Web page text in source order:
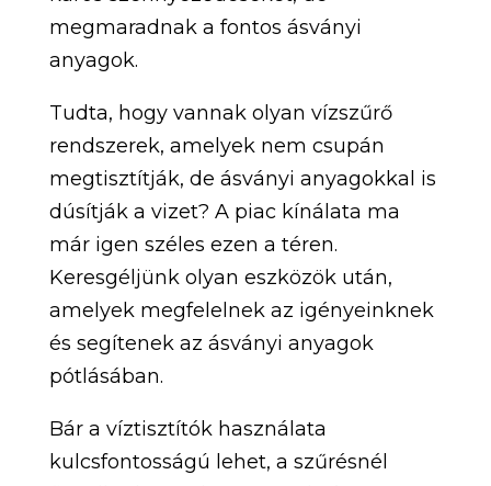
megmaradnak a fontos ásványi
anyagok.
Tudta, hogy vannak olyan vízszűrő
rendszerek, amelyek nem csupán
megtisztítják, de ásványi anyagokkal is
dúsítják a vizet? A piac kínálata ma
már igen széles ezen a téren.
Keresgéljünk olyan eszközök után,
amelyek megfelelnek az igényeinknek
és segítenek az ásványi anyagok
pótlásában.
Bár a víztisztítók használata
kulcsfontosságú lehet, a szűrésnél